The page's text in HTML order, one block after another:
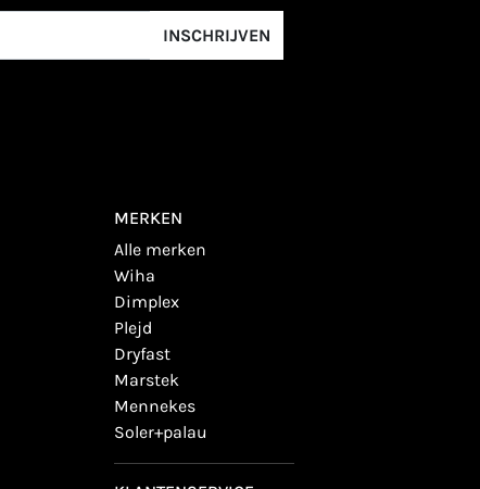
INSCHRIJVEN
MERKEN
alle merken
wiha
dimplex
plejd
dryfast
marstek
mennekes
soler+palau